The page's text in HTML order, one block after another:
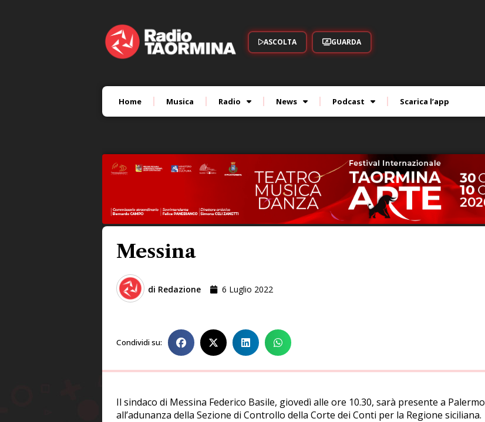
ASCOLTA GUARDA
Home Musica Radio News Podcast Scarica l’app
Messina
di Redazione 6 Luglio 2022
Condividi su:
Il sindaco di Messina Federico Basile, giovedì alle ore 10.30, sarà presente a Palermo
all’adunanza della Sezione di Controllo della Corte dei Conti per la Regione siciliana.